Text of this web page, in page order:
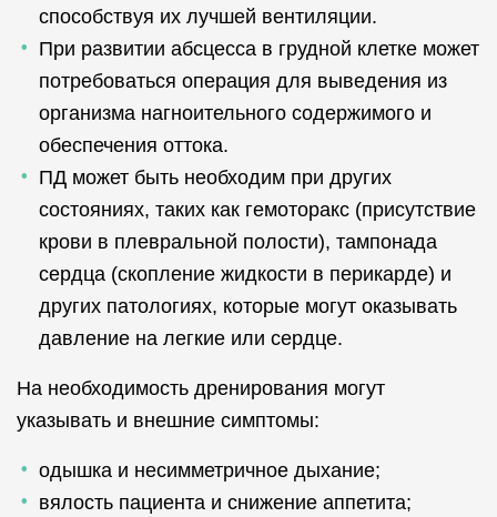
способствуя их лучшей вентиляции.
При развитии абсцесса в грудной клетке может
потребоваться операция для выведения из
организма нагноительного содержимого и
обеспечения оттока.
ПД может быть необходим при других
состояниях, таких как гемоторакс (присутствие
крови в плевральной полости), тампонада
сердца (скопление жидкости в перикарде) и
других патологиях, которые могут оказывать
давление на легкие или сердце.
На необходимость дренирования могут
указывать и внешние симптомы:
одышка и несимметричное дыхание;
вялость пациента и снижение аппетита;